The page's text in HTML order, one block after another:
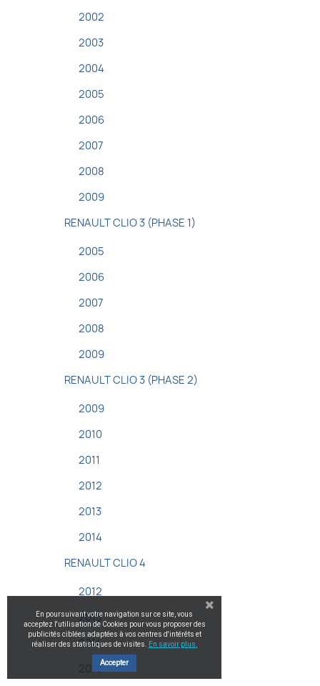
2002
2003
2004
2005
2006
2007
2008
2009
RENAULT CLIO 3 (PHASE 1)
2005
2006
2007
2008
2009
RENAULT CLIO 3 (PHASE 2)
2009
2010
2011
2012
2013
2014
RENAULT CLIO 4
2012
2013
2014
2015
En poursuivant votre navigation sur ce site, vous
acceptez l'utilisation de Cookies pour vous proposer des
publicités ciblées adaptées à vos centres d'intérêts et
réaliser des statistiques de visites.
En savoir plus.
Accepter